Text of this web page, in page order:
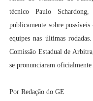
técnico Paulo
publicamente sobre
equipes nas últimas
Comissão Estadual de
se pronunciaram oficialmente
Por Redação do GE